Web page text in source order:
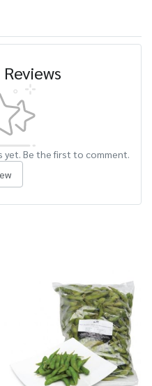
yet. Be the first to comment.